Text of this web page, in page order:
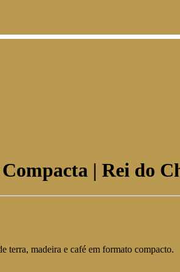
| Rei do
terra, madeira e café em formato compacto.